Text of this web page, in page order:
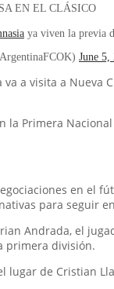
EN EL CLÁSICO
ya viven la previa
June 5,
va a visita a Nueva
la Primera Nacional
en el
para seguir
Andrada, el
primera división.
lugar de Cristian